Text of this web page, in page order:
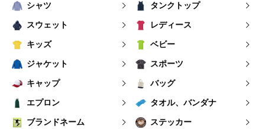
シャツ タンクトップ
スウェット レディース
キッズ ベビー
ジャケット スポーツ
キャップ バッグ
エプロン タオル、バンダナ
ブランドネーム ステッカー